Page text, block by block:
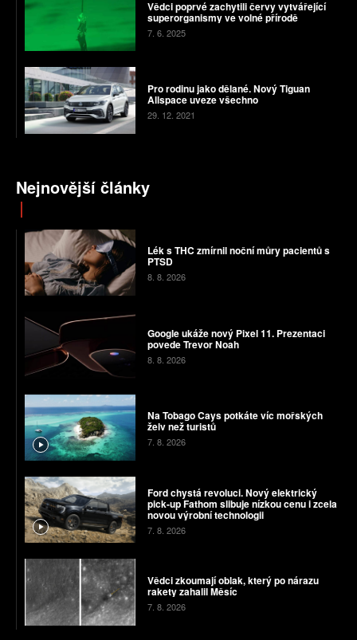
Vědci poprvé zachytili červy vytvářející
superorganismy ve volné přírodě
7. 6. 2025
Pro rodinu jako dělané. Nový Tiguan
Allspace uveze všechno
29. 12. 2021
Nejnovější články
Lék s THC zmírnil noční můry pacientů s
PTSD
8. 8. 2026
Google ukáže nový Pixel 11. Prezentaci
povede Trevor Noah
8. 8. 2026
Na Tobago Cays potkáte víc mořských
želv než turistů
7. 8. 2026
Ford chystá revoluci. Nový elektrický
pick-up Fathom slibuje nízkou cenu i zcela
novou výrobní technologii
7. 8. 2026
Vědci zkoumají oblak, který po nárazu
rakety zahalil Měsíc
7. 8. 2026